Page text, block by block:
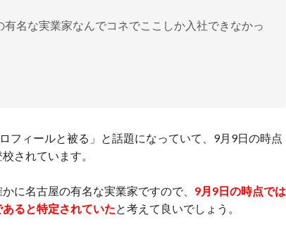
名な実業家なんでコネでここしか入社できなかっ
フィールと被る」と話題になっていて、9月9日の時点
されています。
に名古屋の有名な実業家ですので、 9月9日の時点では
ると特定されていたと考えて良いでしょう。